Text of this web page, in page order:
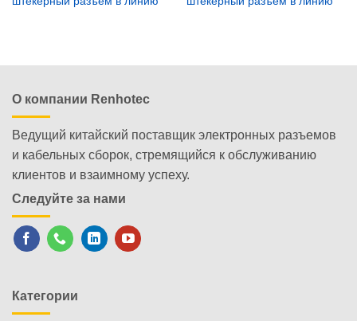
О компании Renhotec
Ведущий китайский поставщик электронных разъемов
и кабельных сборок, стремящийся к обслуживанию
клиентов и взаимному успеху.
Следуйте за нами
Категории